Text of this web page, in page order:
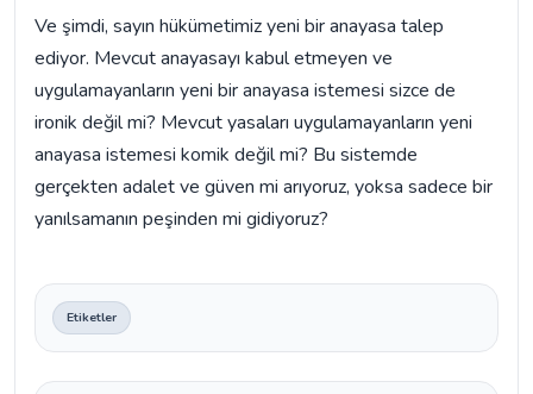
Ve şimdi, sayın hükümetimiz yeni bir anayasa talep
ediyor. Mevcut anayasayı kabul etmeyen ve
uygulamayanların yeni bir anayasa istemesi sizce de
ironik değil mi? Mevcut yasaları uygulamayanların yeni
anayasa istemesi komik değil mi? Bu sistemde
gerçekten adalet ve güven mi arıyoruz, yoksa sadece bir
yanılsamanın peşinden mi gidiyoruz?
Etiketler